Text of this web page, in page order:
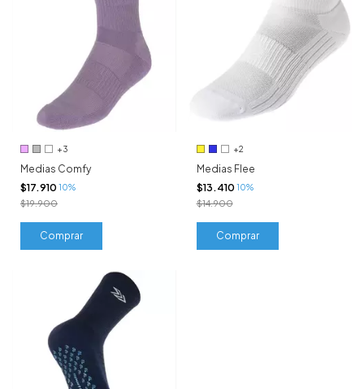
+3
Medias Comfy
$17.910 10%
$19.900
Comprar
+2
Medias Flee
$13.410 10%
$14.900
Comprar